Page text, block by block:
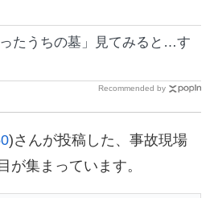
たうちの墓」見てみると…す
Recommended by
)さんが投稿した、事故現場
が集まっています。